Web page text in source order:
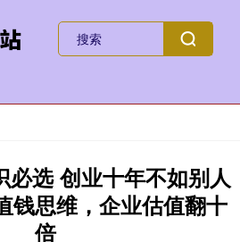
必选 创业十年不如别人
钱思维，企业估值翻十
倍